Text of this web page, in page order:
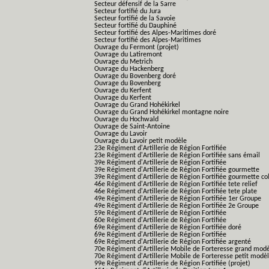
Secteur défensif de la Sarre
Secteur fortifié du Jura
Secteur fortifié de la Savoie
Secteur fortifié du Dauphiné
Secteur fortifié des Alpes-Maritimes doré
Secteur fortifié des Alpes-Maritimes
Ouvrage du Fermont (projet)
Ouvrage du Latiremont
Ouvrage du Metrich
Ouvrage du Hackenberg
Ouvrage du Bovenberg doré
Ouvrage du Bovenberg
Ouvrage du Kerfent
Ouvrage du Kerfent
Ouvrage du Grand Hohékirkel
Ouvrage du Grand Hohékirkel montagne noire
Ouvrage du Hochwald
Ouvrage de Saint-Antoine
Ouvrage du Lavoir
Ouvrage du Lavoir petit modèle
23e Régiment d'Artillerie de Région Fortifiée
23e Régiment d'Artillerie de Région Fortifiée sans émail
39e Régiment d'Artillerie de Région Fortifiée
39e Régiment d'Artillerie de Région Fortifiée gourmette
39e Régiment d'Artillerie de Région Fortifiée gourmette
46e Régiment d'Artillerie de Région Fortifiée tete relief
46e Régiment d'Artillerie de Région Fortifiée tete plate
49e Régiment d'Artillerie de Région Fortifiée 1er Groupe
49e Régiment d'Artillerie de Région Fortifiée 2e Groupe
59e Régiment d'Artillerie de Région Fortifiée
60e Régiment d'Artillerie de Région Fortifiée
69e Régiment d'Artillerie de Région Fortifiée doré
69e Régiment d'Artillerie de Région Fortifiée
69e Régiment d'Artillerie de Région Fortifiée argenté
70e Régiment d'Artillerie Mobile de Forteresse grand
70e Régiment d'Artillerie Mobile de Forteresse petit
99e Régiment d'Artillerie de Région Fortifiée (projet)